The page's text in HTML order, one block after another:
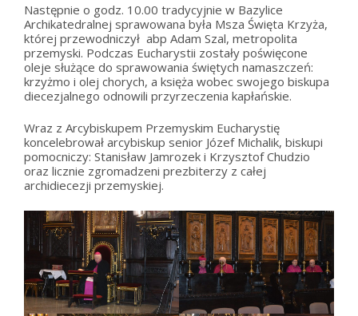
Następnie o godz. 10.00 tradycyjnie w Bazylice
Archikatedralnej sprawowana była Msza Święta Krzyża,
której przewodniczył abp Adam Szal, metropolita
przemyski. Podczas Eucharystii zostały poświęcone
oleje służące do sprawowania świętych namaszczeń:
krzyżmo i olej chorych, a księża wobec swojego biskupa
diecezjalnego odnowili przyrzeczenia kapłańskie.
Wraz z Arcybiskupem Przemyskim Eucharystię
koncelebrował arcybiskup senior Józef Michalik, biskupi
pomocniczy: Stanisław Jamrozek i Krzysztof Chudzio
oraz licznie zgromadzeni prezbiterzy z całej
archidiecezji przemyskiej.